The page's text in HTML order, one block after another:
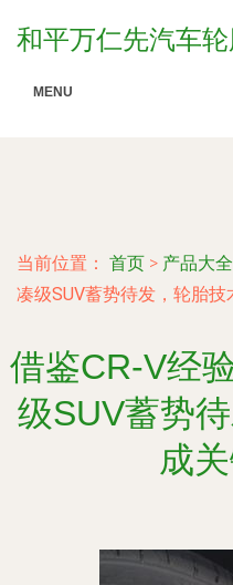
和平万仁先汽车
MENU
当前位置： 首页 > 产品大全
凑级SUV蓄势待发，轮胎技
借鉴CR-V经
级SUV蓄势
成